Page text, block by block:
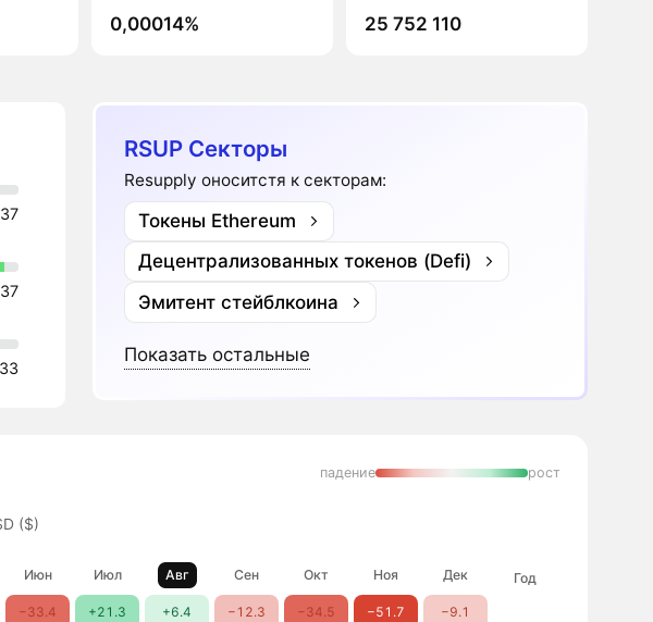
0,00014%
25 752 110
RSUP Секторы
Resupply оноситстя к секторам:
Токены Ethereum
Децентрализованных токенов (Defi)
Эмитент стейблкоина
Показать остальные
($)
падение рост
Июн Июл Авг Сен Окт Ноя Дек Год
−33.4 +21.3 +6.4 −12.3 −34.5 −51.7 −9.1